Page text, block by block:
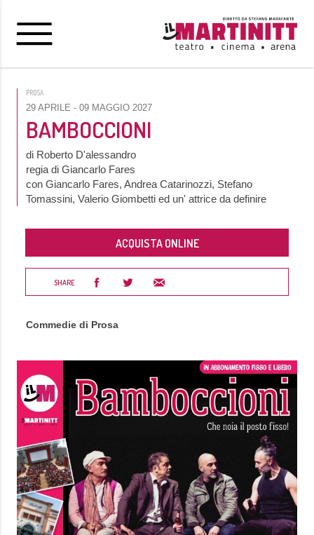
PROSA
29 APRILE - 09 MAGGIO 2027
BAMBOCCIONI
di Roberto D'alessandro
regia di Giancarlo Fares
con Giancarlo Fares, Andrea Catarinozzi, Stefano
Tomassini, Valerio Giombetti ed un' attrice da definire
ACQUISTA ONLINE
SHARE
Commedie di Prosa